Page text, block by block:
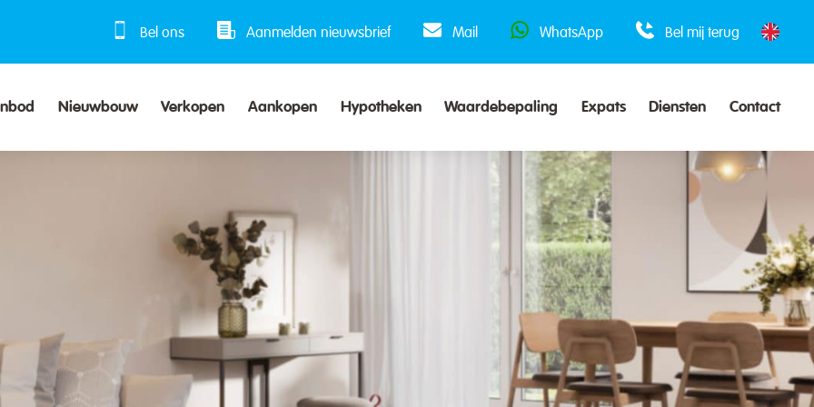
Bel ons Aanmelden nieuwsbrief Mail WhatsApp Bel mij terug
Nieuwbouw Verkopen Aankopen Hypotheken Waardebepaling Expats Diensten Contact